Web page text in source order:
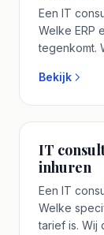
Een IT
Welke ERP
tegenkomt.
vooraf
Bekijk
IT
inhuren
Een IT
Welke
tarief is. Wij